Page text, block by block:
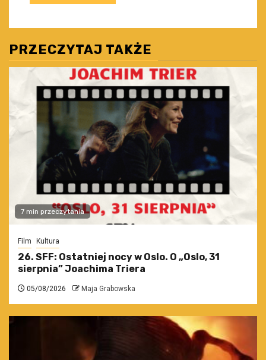
PRZECZYTAJ TAKŻE
7 min przeczytania
Film Kultura
26. SFF: Ostatniej nocy w Oslo. O „Oslo, 31
sierpnia” Joachima Triera
05/08/2026 Maja Grabowska